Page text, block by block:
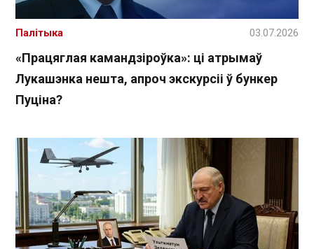
«Працяглая камандзіроўка»: ці атрымаў
Лукашэнка нешта, апроч экскурсіі ў бункер
Пуціна?
Палітыка 03.07.2026